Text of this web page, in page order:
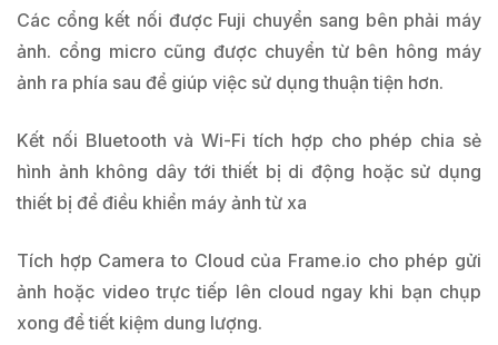
Các cổng kết nối được Fuji chuyển sang bên phải máy
ảnh. cổng micro cũng được chuyển từ bên hông máy
ảnh ra phía sau để giúp việc sử dụng thuận tiện hơn.
Kết nối Bluetooth và Wi-Fi tích hợp cho phép chia sẻ
hình ảnh không dây tới thiết bị di động hoặc sử dụng
thiết bị để điều khiển máy ảnh từ xa
Tích hợp Camera to Cloud của Frame.io cho phép gửi
ảnh hoặc video trực tiếp lên cloud ngay khi bạn chụp
xong để tiết kiệm dung lượng.